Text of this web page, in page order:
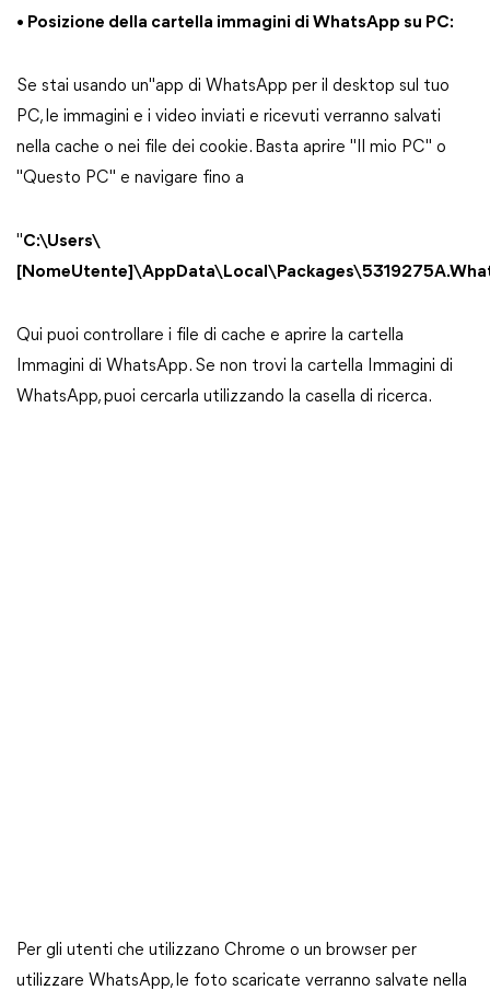
• Posizione della cartella immagini di WhatsApp su PC:
Se stai usando un"app di WhatsApp per il desktop sul tuo
PC, le immagini e i video inviati e ricevuti verranno salvati
nella cache o nei file dei cookie. Basta aprire "Il mio PC" o
"Questo PC" e navigare fino a
"C:\Users\
Qui puoi controllare i file di cache e aprire la cartella
Immagini di WhatsApp. Se non trovi la cartella Immagini di
WhatsApp, puoi cercarla utilizzando la casella di ricerca.
Per gli utenti che utilizzano Chrome o un browser per
utilizzare WhatsApp, le foto scaricate verranno salvate nella